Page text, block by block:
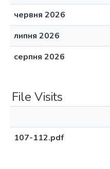
червня 2026
липня 2026
серпня 2026
File Visits
107-112.pdf